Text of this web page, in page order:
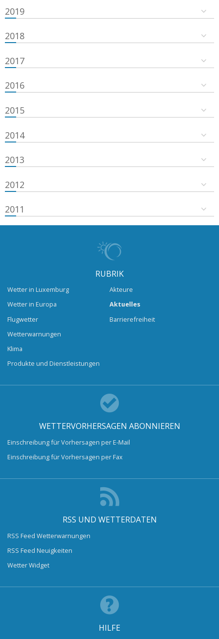
2019
2018
2017
2016
2015
2014
2013
2012
2011
RUBRIK
Wetter in Luxemburg
Wetter in Europa
Flugwetter
Wetterwarnungen
Klima
Produkte und Dienstleistungen
Akteure
Aktuelles
Barrierefreiheit
WETTERVORHERSAGEN ABONNIEREN
Einschreibung für Vorhersagen per E-Mail
Einschreibung für Vorhersagen per Fax
RSS UND WETTERDATEN
RSS Feed Wetterwarnungen
RSS Feed Neuigkeiten
Wetter Widget
HILFE